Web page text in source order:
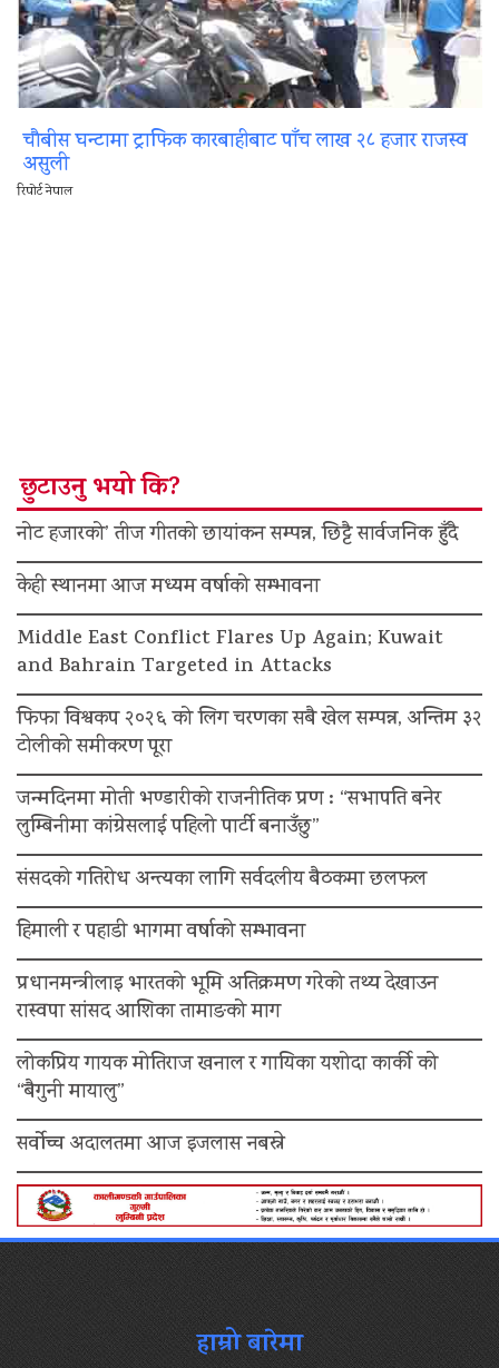
चौबीस घन्टामा ट्राफिक कारबाहीबाट पाँच लाख २८ हजार राजस्व
असुली
रिपोर्ट नेपाल
छुटाउनु भयो कि?
नोट हजारको’ तीज गीतको छायांकन सम्पन्न, छिट्टै सार्वजनिक हुँदै
केही स्थानमा आज मध्यम वर्षाको सम्भावना
Middle East Conflict Flares Up Again; Kuwait
and Bahrain Targeted in Attacks
फिफा विश्वकप २०२६ को लिग चरणका सबै खेल सम्पन्न, अन्तिम ३२
टोलीको समीकरण पूरा
जन्मदिनमा मोती भण्डारीको राजनीतिक प्रण : “सभापति बनेर
लुम्बिनीमा कांग्रेसलाई पहिलो पार्टी बनाउँछु”
संसदको गतिरोध अन्त्यका लागि सर्वदलीय बैठकमा छलफल
हिमाली र पहाडी भागमा वर्षाको सम्भावना
प्रधानमन्त्रीलाइ भारतको भूमि अतिक्रमण गरेको तथ्य देखाउन
रास्वपा सांसद आशिका तामाङको माग
लोकप्रिय गायक मोतिराज खनाल र गायिका यशोदा कार्की को
“बैगुनी मायालु”
सर्वोच्च अदालतमा आज इजलास नबस्ने
हाम्रो बारेमा